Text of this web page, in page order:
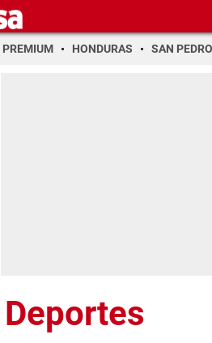
PREMIUM HONDURAS SAN PEDRO
Deportes